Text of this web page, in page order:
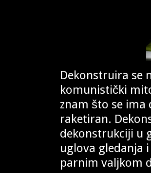
Dekonstruira se
komunistički
znam što se
raketiran.
dekonstrukciji u
uglova gledanja
parnim valjkom